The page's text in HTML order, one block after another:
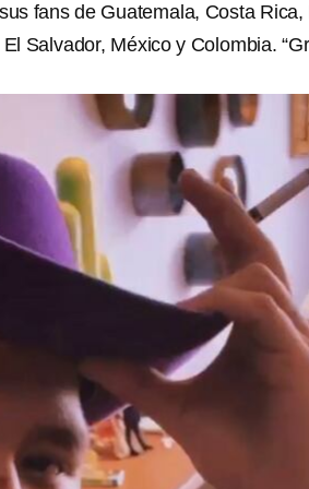
fans de Guatemala, Costa
Salvador, México y Colombia.